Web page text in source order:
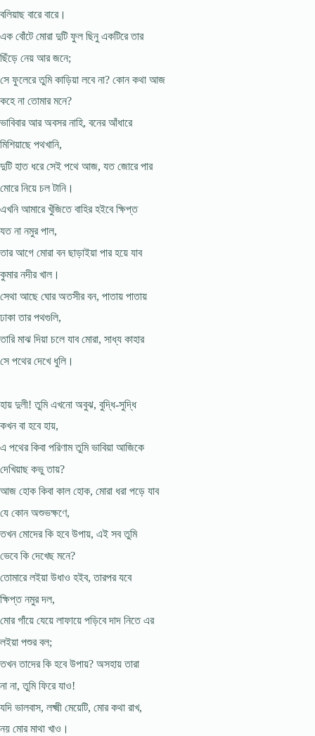
বলিয়াছ বারে বারে।
এক বোঁটে মোরা দুটি ফুল ছিনু একটিরে তার
ছিঁড়ে নেয় আর জনে;
সে ফুলেরে তুমি কাড়িয়া লবে না? কোন কথা আজ
কহে না তোমার মনে?
ভাবিবার আর অবসর নাহি, বনের আঁধারে
মিশিয়াছে পথখানি,
দুটি হাত ধরে সেই পথে আজ, যত জোরে পার
মোরে নিয়ে চল টানি।
এখনি আমারে খুঁজিতে বাহির হইবে ক্ষিপ্ত
যত না নমুর পাল,
তার আগে মোরা বন ছাড়াইয়া পার হয়ে যাব
কুমার নদীর খাল।
সেথা আছে ঘোর অতসীর বন, পাতায় পাতায়
ঢাকা তার পথগুলি,
তারি মাঝ দিয়া চলে যাব মোরা, সাধ্য কাহার
সে পথের দেখে ধুলি।
হায় দুলী! তুমি এখনো অবুঝ, বুদ্ধি-সুদ্ধি
কখন বা হবে হায়,
এ পথের কিবা পরিণাম তুমি ভাবিয়া আজিকে
দেখিয়াছ কভু তায়?
আজ হোক কিবা কাল হোক, মোরা ধরা পড়ে যাব
যে কোন অশুভক্ষণে,
তখন মোদের কি হবে উপায়, এই সব তুমি
ভেবে কি দেখেছ মনে?
তোমারে লইয়া উধাও হইব, তারপর যবে
ক্ষিপ্ত নমুর দল,
মোর গাঁয়ে যেয়ে লাফায়ে পড়িবে দাদ নিতে এর
লইয়া পশুর বল;
তখন তাদের কি হবে উপায়? অসহায় তারা
না না, তুমি ফিরে যাও!
যদি ভালবাস, লক্ষ্মী মেয়েটি, মোর কথা রাখ,
নয় মোর মাথা খাও।